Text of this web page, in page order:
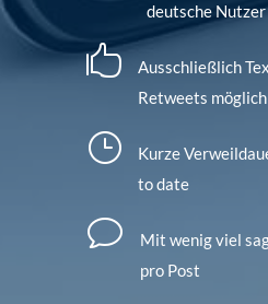
deutsche Nutzer

Ausschließlich
Retweets möglich
}
Kurze
to date
v
Mit wenig viel
pro Post